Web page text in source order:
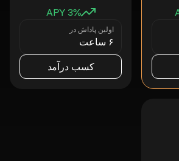
3% APY
اولین پاداش در
۶ ساعت
کسب درآمد